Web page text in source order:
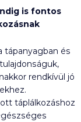
is fontos
tápanyagban és
rendkívül jó
táplálkozáshoz